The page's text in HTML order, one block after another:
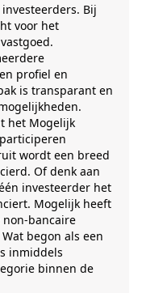
Bij
voor het
profiel en
is transparant en
het Mogelijk
wordt een breed
Of denk aan
investeerder het
Mogelijk heeft
bancaire
begon als een
inmiddels
binnen de